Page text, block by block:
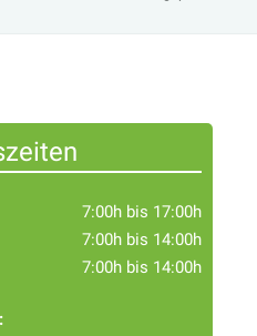
7:00h bis 17:00h
7:00h bis 14:00h
7:00h bis 14:00h